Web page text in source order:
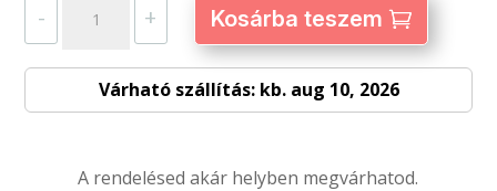
-
fehér
–
egyedi
fényképpel
+ Kosárba teszem
Várható szállítás: kb. aug 10, 2026
A rendelésed akár helyben megvárhatod.